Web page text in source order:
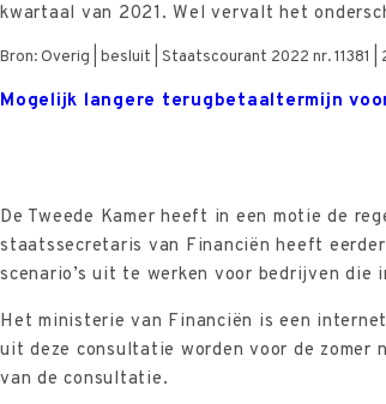
kwartaal van 2021. Wel vervalt het
Bron: Overig | besluit | Staatscourant 2022 nr. 11381
Mogelijk langere terugbetaaltermijn
De Tweede Kamer heeft in een motie de
staatssecretaris van Financiën heeft
scenario’s uit te werken voor bedrijven die
Het ministerie van Financiën is een
uit deze consultatie worden voor de zomer
van de consultatie.